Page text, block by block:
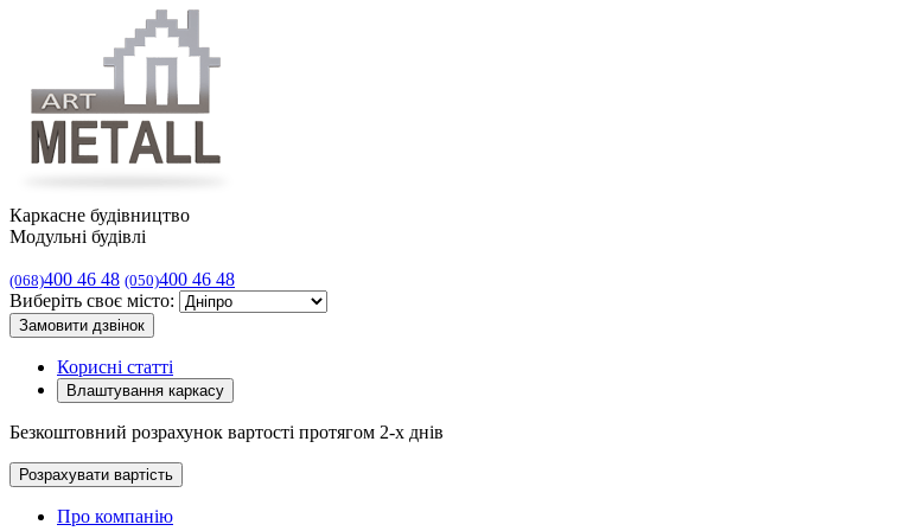
Каркасне будівництво
Модульні будівлі
(068)400 46 48 (050)400 46 48
Виберіть своє місто:
Замовити дзвінок
Корисні статті
Влаштування каркасу
Безкоштовний розрахунок вартості протягом 2-х днів
Розрахувати вартість
Про компанію